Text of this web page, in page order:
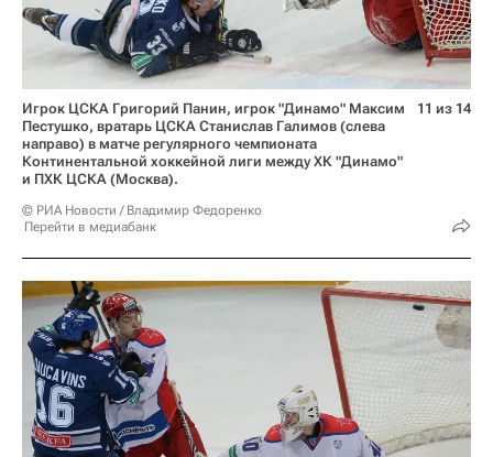
Игрок ЦСКА Григорий Панин, игрок "Динамо" Максим
Пестушко, вратарь ЦСКА Станислав Галимов (слева
направо) в матче регулярного чемпионата
Континентальной хоккейной лиги между ХК "Динамо"
и ПХК ЦСКА (Москва).
© РИА Новости / Владимир Федоренко
Перейти в медиабанк
11 из 14